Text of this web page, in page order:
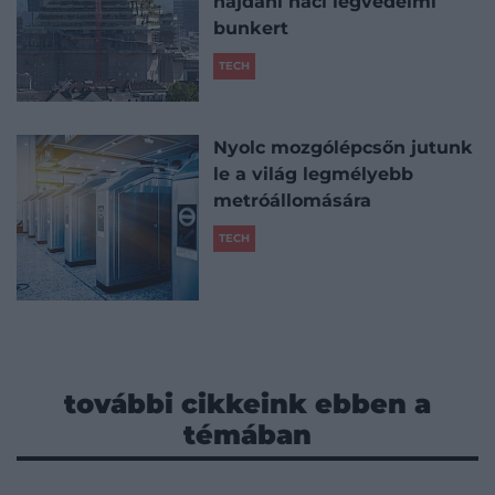
bunkert
TECH
Nyolc mozgólépcsőn jutunk
le a világ legmélyebb
metróállomására
TECH
további cikkeink ebben a
témában